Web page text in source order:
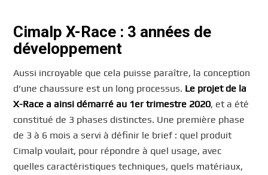
Cimalp X-Race : 3 années de
développement
Aussi incroyable que cela puisse paraître, la conception
d’une chaussure est un long processus. Le projet de la
X-Race a ainsi démarré au 1er trimestre 2020, et a été
constitué de 3 phases distinctes. Une première phase
de 3 à 6 mois a servi à définir le brief : quel produit
Cimalp voulait, pour répondre à quel usage, avec
quelles caractéristiques techniques, quels matériaux,